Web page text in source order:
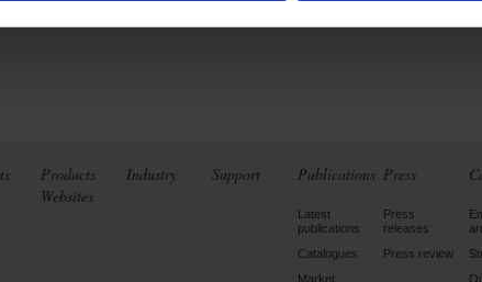
Products
Websites
Industry Support Publications
Latest
publications
Catalogues
Market
Press
Press
releases
Press review